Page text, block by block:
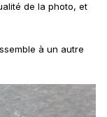
de la photo, et
à un autre